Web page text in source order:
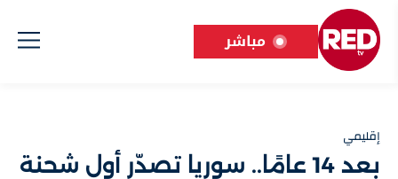
مباشر
إقليمي
بعد 14 عامًا.. سوريا تصدّر أول شحنة